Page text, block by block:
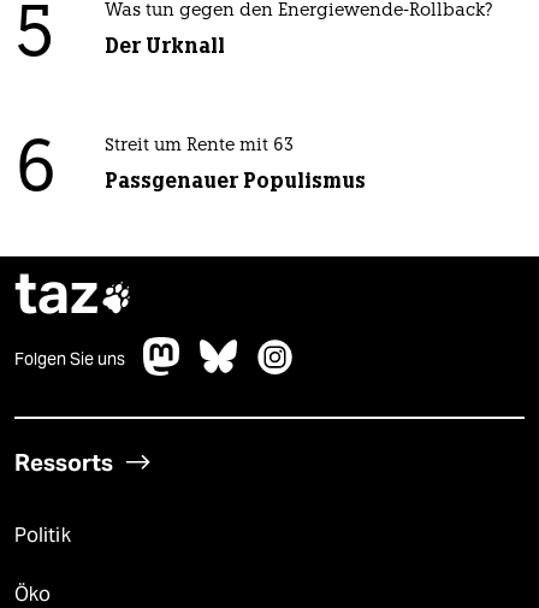
5 Was tun gegen den Energiewende-Rollback?
Der Urknall
6 Streit um Rente mit 63
Passgenauer Populismus
taz
Folgen Sie uns
Ressorts
Politik
Öko